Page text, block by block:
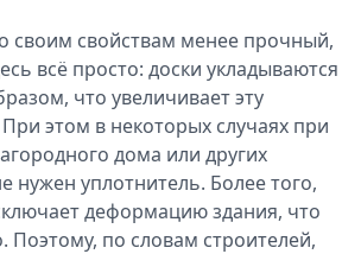
своим свойствам менее прочный,
всё просто: доски укладываются
что увеличивает эту
При этом в некоторых случаях при
дома или других
нужен уплотнитель. Более того,
деформацию здания, что
Поэтому, по словам строителей,